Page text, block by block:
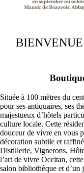
Située à 100 mètres du
pour ses antiquaires, ses
majestueux d’hôtels
culture locale. Cette
douceur de vivre en vous
décoration subtile et
Distillerie, Vignerons,
l’art de vivre Occitan,
salon bibliothèque et d’un